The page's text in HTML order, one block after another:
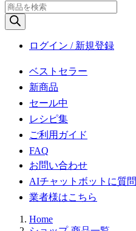
商
品
検
ログイン / 新規登録
ベストセラー
新商品
セール中
レシピ集
ご利用ガイド
FAQ
お問い合わせ
AIチャットボットに質問
業者様はこちら
Home